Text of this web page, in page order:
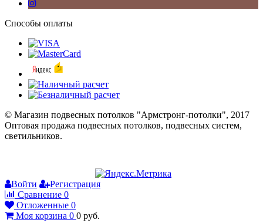
Способы оплаты
© Магазин подвесных потолков "Армстронг-потолки", 2017
Оптовая продажа подвесных потолков, подвесных систем,
светильников.
Войти
Регистрация
Сравнение 0
Отложенные 0
Моя корзина 0 0 руб.